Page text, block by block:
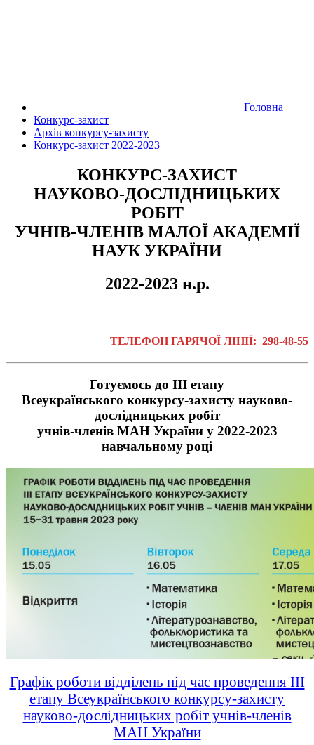
Головна
Конкурс-захист
Архів конкурсу-захисту
Конкурс-захист 2022-2023
КОНКУРС-ЗАХИСТ
НАУКОВО-ДОСЛІДНИЦЬКИХ
РОБІТ
УЧНІВ-ЧЛЕНІВ МАЛОЇ АКАДЕМІЇ
НАУК УКРАЇНИ
2022-2023 н.р.
ТЕЛЕФОН ГАРЯЧОЇ ЛІНІЇ: 298-48-55
Готуємось до ІІІ етапу
Всеукраїнського конкурсу-захисту науково-
дослідницьких робіт
учнів-членів МАН України у 2022-2023
навчальному році
Графік роботи відділень під час проведення ІІІ
етапу Всеукраїнського конкурсу-захисту
науково-дослідницьких робіт учнів-членів
МАН України